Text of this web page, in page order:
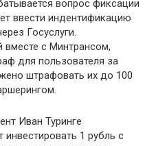
вопрос фиксации
ввести индентификацию
Госуслуги.
вместе с Минтрансом,
для пользователя за
штрафовать их до 100
Иван Туринге
инвестировать 1 рубль с